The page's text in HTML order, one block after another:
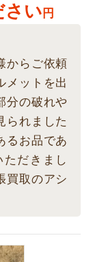
さい 円
からご依頼
メットを出
分の破れや
られました
るお品であ
だきまし
買取のアシ